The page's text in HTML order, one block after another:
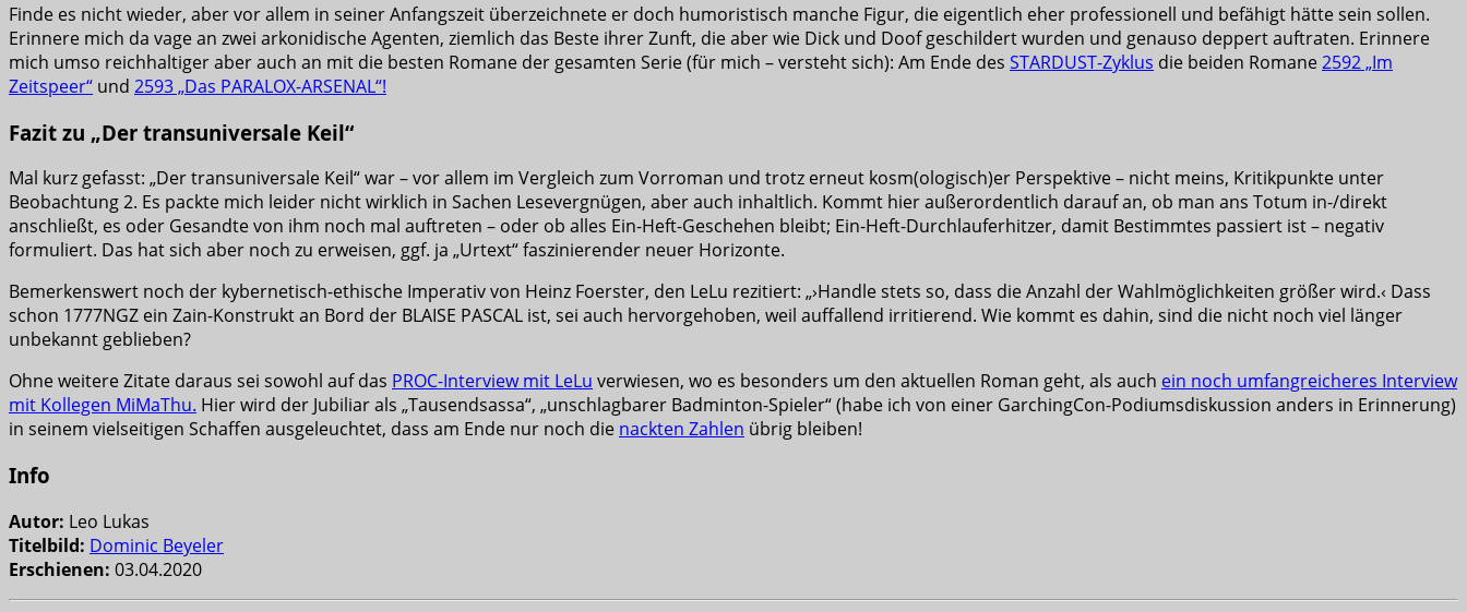
Finde es nicht wieder, aber vor allem in seiner Anfangszeit überzeichnete er doch humoristisch manche Figur, die eigentlich eher professionell und befähigt hätte sein sollen.
Erinnere mich da vage an zwei arkonidische Agenten, ziemlich das Beste ihrer Zunft, die aber wie Dick und Doof geschildert wurden und genauso deppert auftraten. Erinnere
mich umso reichhaltiger aber auch an mit die besten Romane der gesamten Serie (für mich – versteht sich): Am Ende des STARDUST-Zyklus die beiden Romane2592 „Im
Zeitspeer“ und 2593 „Das PARALOX-ARSENAL“!
Fazit zu „Der transuniversale Keil“
Mal kurz gefasst: „Der transuniversale Keil“ war – vor allem im Vergleich zum Vorroman und trotz erneut kosm(ologisch)er Perspektive – nicht meins, Kritikpunkte unter
Beobachtung 2. Es packte mich leider nicht wirklich in Sachen Lesevergnügen, aber auch inhaltlich. Kommt hier außerordentlich darauf an, ob man ans Totum in-/direkt
anschließt, es oder Gesandte von ihm noch mal auftreten – oder ob alles Ein-Heft-Geschehen bleibt; Ein-Heft-Durchlauferhitzer, damit Bestimmtes passiert ist – negativ
formuliert. Das hat sich aber noch zu erweisen, ggf. ja „Urtext“ faszinierender neuer Horizonte.
Bemerkenswert noch der kybernetisch-ethische Imperativ von Heinz Foerster, den LeLu rezitiert: „›Handle stets so, dass die Anzahl der Wahlmöglichkeiten größer wird.‹ Dass
schon 1777NGZ ein Zain-Konstrukt an Bord der BLAISE PASCAL ist, sei auch hervorgehoben, weil auffallend irritierend. Wie kommt es dahin, sind die nicht noch viel länger
unbekannt geblieben?
Ohne weitere Zitate daraus sei sowohl auf das PROC-Interview mit LeLu verwiesen, wo es besonders um den aktuellen Roman geht, als auch ein noch umfangreicheres Interview
mit Kollegen MiMaThu. Hier wird der Jubiliar als „Tausendsassa“, „unschlagbarer Badminton-Spieler“ (habe ich von einer GarchingCon-Podiumsdiskussion anders in Erinnerung)
in seinem vielseitigen Schaffen ausgeleuchtet, dass am Ende nur noch die nackten Zahlen übrig bleiben!
Info
Autor: Leo Lukas
Titelbild: Dominic Beyeler
Erschienen: 03.04.2020